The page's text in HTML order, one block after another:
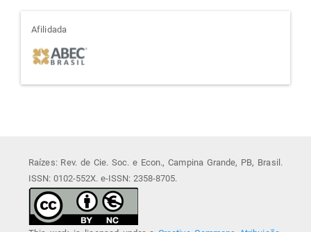
afiliada
Afilidada
Raízes: Rev. de Cie. Soc. e Econ., Campina Grande, PB, Brasil.
ISSN: 0102-552X. e-ISSN: 2358-8705.